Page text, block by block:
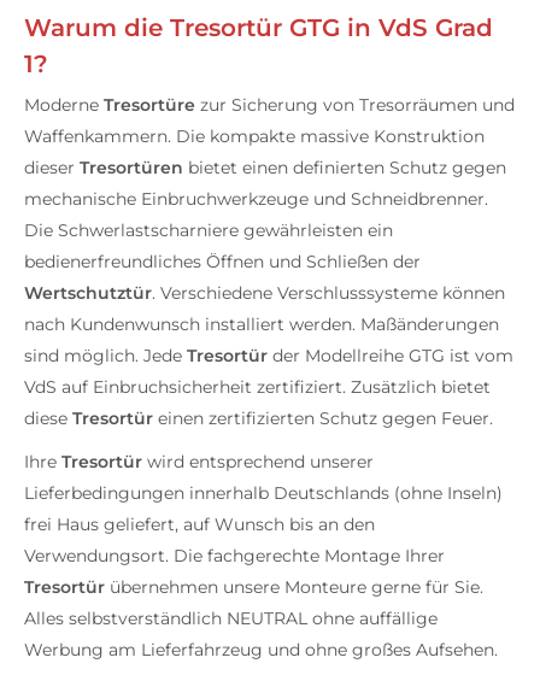
Warum die Tresortür GTG in VdS Grad
1?
Moderne Tresortüre zur Sicherung von Tresorräumen und
Waffenkammern. Die kompakte massive Konstruktion
dieser Tresortüren bietet einen definierten Schutz gegen
mechanische Einbruchwerkzeuge und Schneidbrenner.
Die Schwerlastscharniere gewährleisten ein
bedienerfreundliches Öffnen und Schließen der
Wertschutztür. Verschiedene Verschlusssysteme können
nach Kundenwunsch installiert werden. Maßänderungen
sind möglich. Jede Tresortür der Modellreihe GTG ist vom
VdS auf Einbruchsicherheit zertifiziert. Zusätzlich bietet
diese Tresortür einen zertifizierten Schutz gegen Feuer.
Ihre Tresortür wird entsprechend unserer
Lieferbedingungen innerhalb Deutschlands (ohne Inseln)
frei Haus geliefert, auf Wunsch bis an den
Verwendungsort. Die fachgerechte Montage Ihrer
Tresortür übernehmen unsere Monteure gerne für Sie.
Alles selbstverständlich NEUTRAL ohne auffällige
Werbung am Lieferfahrzeug und ohne großes Aufsehen.